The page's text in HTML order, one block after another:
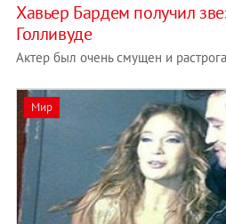
Хавьер Бардем получил
Голливуде
Актер был очень смущен и
Мир